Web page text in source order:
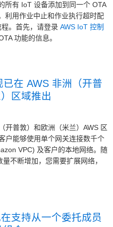
所有 IoT 设备添加到同一个 OTA
利用作业中止和作业执行超时配
。首先，请登录 AWS IoT 控制
功能的信息。
在 AWS 非洲（开普
区域推出
开普敦）和欧洲（米兰）AWS 区
户能够使用单个网关连接数千个
VPC) 及客户的本地网络。随
不断增加，您需要扩展网络，
支持从一个委托成员